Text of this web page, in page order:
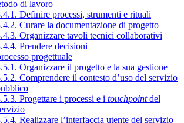
di lavoro
Definire processi, strumenti e rituali
Curare la documentazione di progetto
Organizzare tavoli tecnici collaborativi
Prendere decisioni
progettuale
Organizzare il progetto e la sua gestione
Comprendere il contesto d’uso del servizio
Progettare i processi e i touchpointdel
Realizzare l’interfaccia utente del servizio